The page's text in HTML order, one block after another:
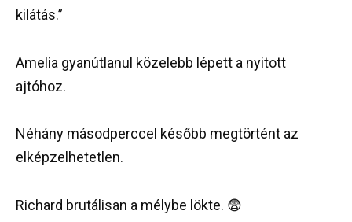
kilátás.”
Amelia gyanútlanul közelebb lépett a nyitott
ajtóhoz.
Néhány másodperccel később megtörtént az
elképzelhetetlen.
Richard brutálisan a mélybe lökte. 😨